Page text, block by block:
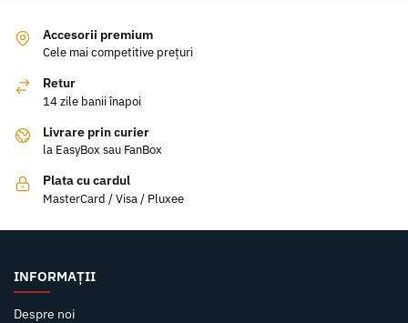
Accesorii premium
Cele mai competitive prețuri
Retur
14 zile banii înapoi
Livrare prin curier
la EasyBox sau FanBox
Plata cu cardul
MasterCard / Visa / Pluxee
INFORMAȚII
Despre noi